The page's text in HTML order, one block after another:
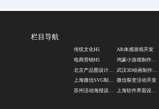
栏目导航
传统文化H5
电商营销H5
北京产品图设计公司
上海微信SVG制作设计
苏州活动海报设计公司
AR体感游戏开发
鸿蒙小游戏制作公司
武汉3D动画制作公司
微信裂变活动开发
上海软件界面设计公司